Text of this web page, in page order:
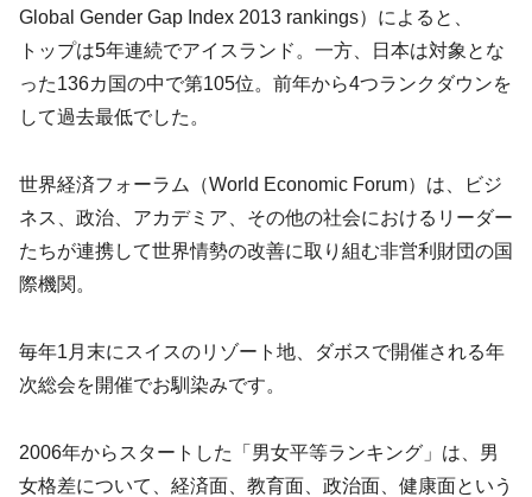
Global Gender Gap Index 2013 rankings）によると、
トップは5年連続でアイスランド。一方、日本は対象とな
った136カ国の中で第105位。前年から4つランクダウンを
して過去最低でした。
世界経済フォーラム（World Economic Forum）は、ビジ
ネス、政治、アカデミア、その他の社会におけるリーダー
たちが連携して世界情勢の改善に取り組む非営利財団の国
際機関。
毎年1月末にスイスのリゾート地、ダボスで開催される年
次総会を開催でお馴染みです。
2006年からスタートした「男女平等ランキング」は、男
女格差について、経済面、教育面、政治面、健康面という